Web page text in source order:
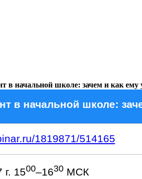
в начальной школе: зачем и как ему
в начальной школе:
1819871/514165
г. 1500–1630МСК